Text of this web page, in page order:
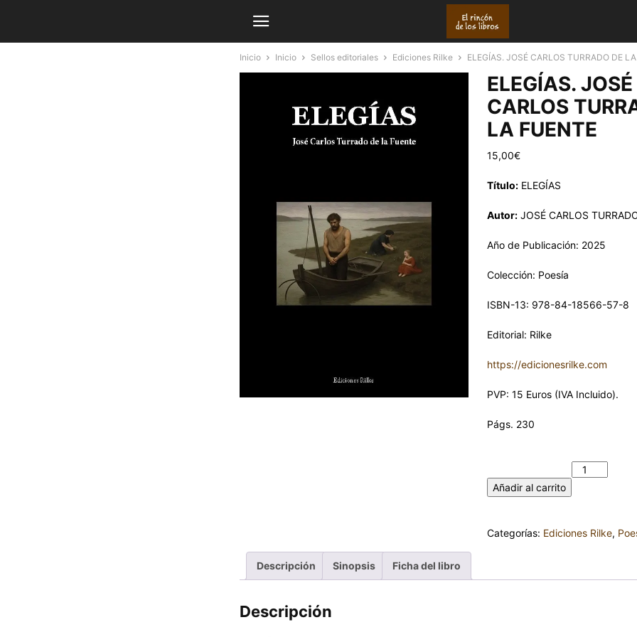
Inicio Inicio Sellos editoriales Ediciones Rilke ELEGÍAS. JOSÉ CARLOS TURRADO DE
ELEGÍAS. JOSÉ
CARLOS
LA FUENTE
15,00€
Título: ELEGÍAS
Autor: JOSÉ CARLOS
Año de Publicación: 2025
Colección: Poesía
ISBN-13: 978-84-18566-57-8
Editorial: Rilke
https://edicionesrilke.com
PVP: 15 Euros (IVA Incluido).
Págs. 230
Añadir al carrito
Categorías: Ediciones Rilke,
Descripción Sinopsis Ficha del libro
Descripción